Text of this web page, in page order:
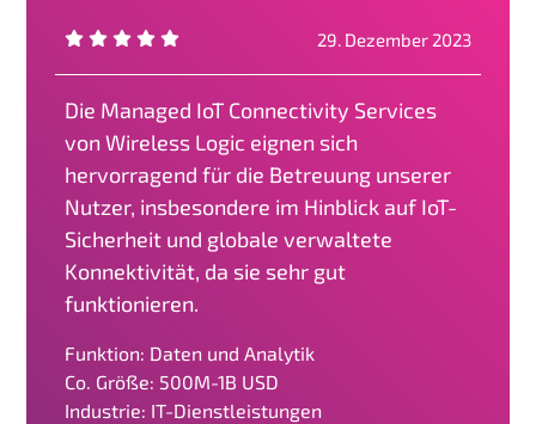
29. Dezember 2023
Die Managed IoT Connectivity Services
von Wireless Logic eignen sich
hervorragend für die Betreuung unserer
Nutzer, insbesondere im Hinblick auf IoT-
Sicherheit und globale verwaltete
Konnektivität, da sie sehr gut
funktionieren.
Funktion: Daten und Analytik
Co. Größe: 500M-1B USD
Industrie: IT-Dienstleistungen